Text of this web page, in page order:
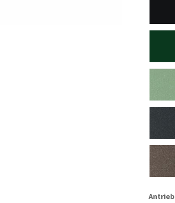
Antrieb